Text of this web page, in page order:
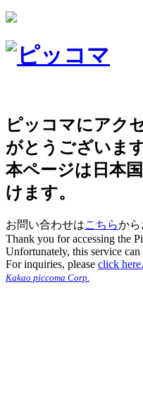
ピッコマにアク
がとうございます
本ページは日本
けます。
お問い合わせはこちらから
Thank you for accessing the
Unfortunately, this service
For inquiries, please click here.
Kakao piccoma Corp.